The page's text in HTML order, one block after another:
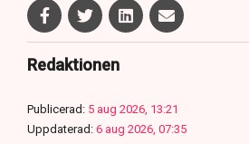
Redaktionen
Publicerad: 5 aug 2026, 13:21
Uppdaterad: 6 aug 2026, 07:35